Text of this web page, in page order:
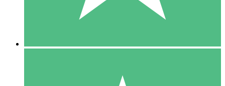
10 Descargas